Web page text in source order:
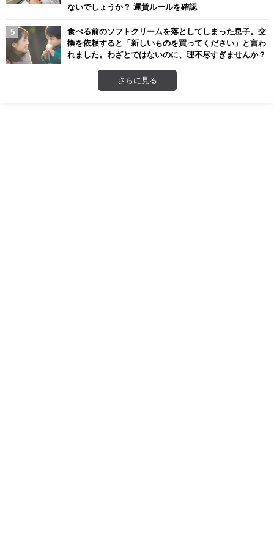
ないでしょうか？ 運賃ルールを確認
食べる前のソフトクリームを落としてしまった息子。交
換を依頼すると「新しいものを買ってください」と言わ
れました。わざとではないのに、理不尽すぎませんか？
さらに見る